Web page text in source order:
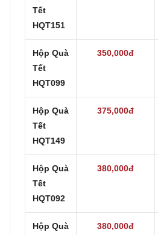
Tết
HQT151
Hộp Quà
Tết
HQT099
350,000đ
Hộp Quà
Tết
HQT149
375,000đ
Hộp Quà
Tết
HQT092
380,000đ
Hộp Quà
380,000đ